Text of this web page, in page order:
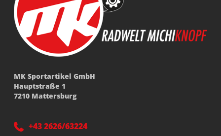
MK Sportartikel GmbH
Hauptstraße 1
7210 Mattersburg
+43 2626/63224